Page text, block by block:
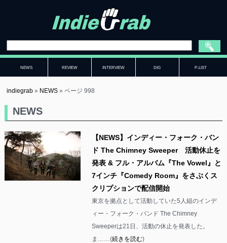
NEWS REVIEW INTERVIEW DIG P-LIST
indiegrab » NEWS »ページ 998
NEWS
【NEWS】インディー・フォーク・バン
ド The Chimney Sweeper 活動休止を
発表 & フル・アルバム『The Vowel』と
7インチ『Comedy Room』をさぶくス
クリプションで配信開始
東京を拠点として活動していた5人組のインデ
ィー・フォーク・バンド The Chimney
Sweeperは21日、活動の休止を発表した。
ま……(続きを読む)